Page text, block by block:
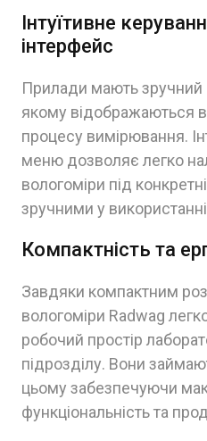
Інтуїтивне
інтерфейс
Прилади мають
якому відображаються
процесу вимірювання.
меню дозволяє легко
вологоміри під
зручними у
Компактність та
Завдяки компактним
вологоміри Radwag
робочий простір
підрозділу. Вони
цьому забезпечуючи
функціональність та